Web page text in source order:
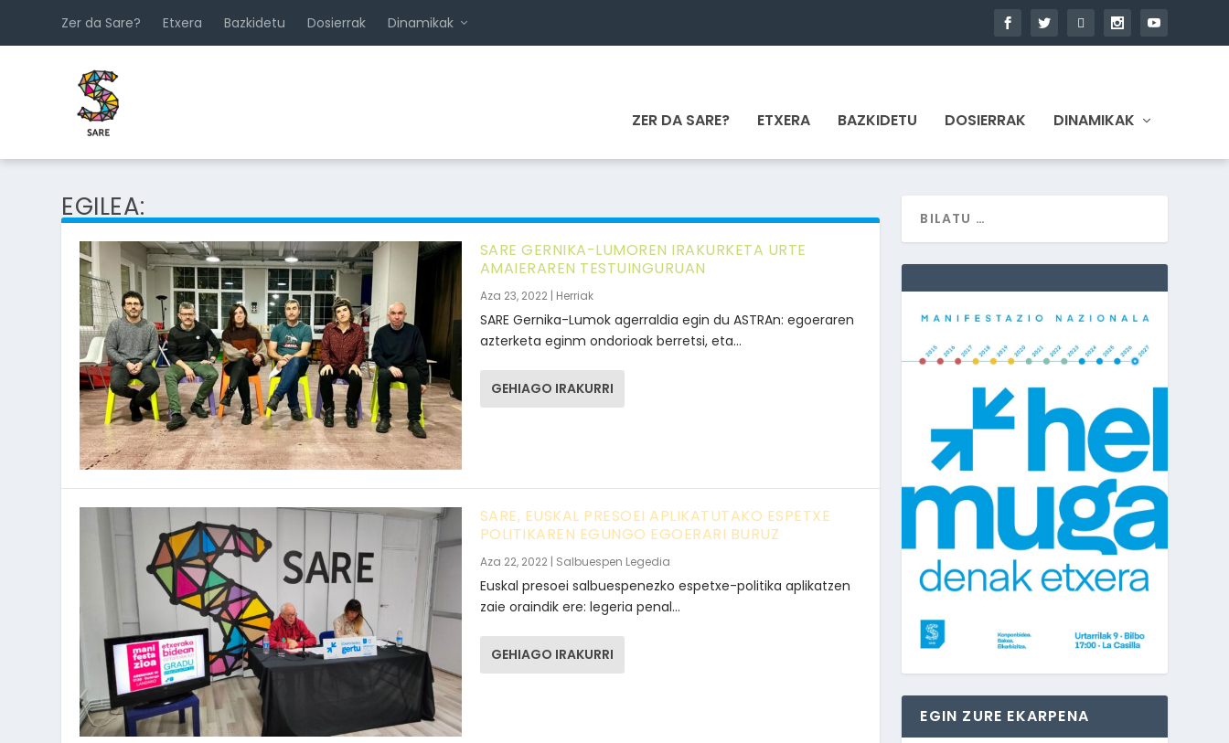
Zer da Sare? Etxera Bazkidetu Dosierrak Dinamikak
ZER DA SARE? ETXERA BAZKIDETU DOSIERRAK DINAMIKAK
EGILEA:
SARE GERNIKA-LUMOREN IRAKURKETA URTE
AMAIERAREN TESTUINGURUAN
Aza 23, 2022| Herriak
SARE Gernika-Lumok agerraldia egin du ASTRAn: egoeraren
azterketa eginm ondorioak berretsi, eta...
GEHIAGO IRAKURRI
SARE, EUSKAL PRESOEI APLIKATUTAKO ESPETXE
POLITIKAREN EGUNGO EGOERARI BURUZ
Aza 22, 2022| Salbuespen Legedia
Euskal presoei salbuespenezko espetxe-politika aplikatzen
zaie oraindik ere: legeria penal...
GEHIAGO IRAKURRI
EGIN ZURE EKARPENA